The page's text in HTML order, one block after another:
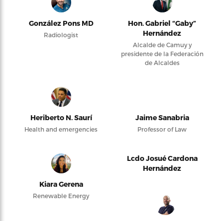
González Pons MD
Radiologist
Hon. Gabriel “Gaby”
Hernández
Alcalde de Camuy y
presidente de la Federación
de Alcaldes
Heriberto N. Saurí
Health and emergencies
Jaime Sanabria
Professor of Law
Kiara Gerena
Renewable Energy
Lcdo Josué Cardona
Hernández